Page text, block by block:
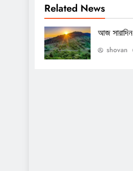
Related News
আজ সারাদিন
shovan